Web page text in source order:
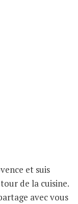
et suis
de la cuisine.
avec vous